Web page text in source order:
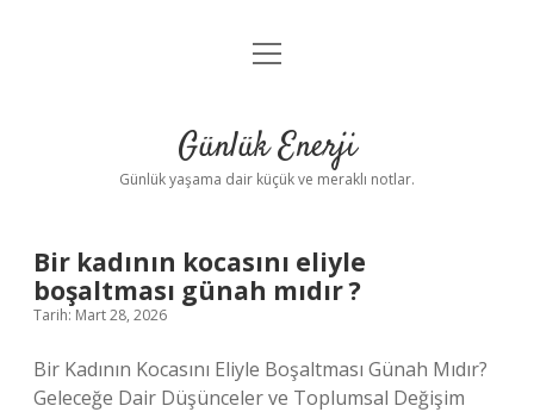
Anasayfa
Yasal Uyarı
menüyü
Günlük Enerji
Günlük yaşama dair küçük ve meraklı notlar.
Bir kadının kocasını eliyle
boşaltması günah mıdır ?
Tarih: Mart 28, 2026
Bir Kadının Kocasını Eliyle Boşaltması Günah Mıdır?
Geleceğe Dair Düşünceler ve Toplumsal Değişim